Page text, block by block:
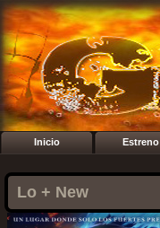
Inicio Estreno
Lo + New